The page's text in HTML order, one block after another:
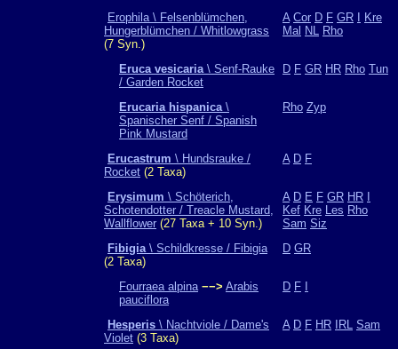
Erophila \ Felsenblümchen,
Hungerblümchen / Whitlowgrass
(7 Syn.)
A Cor D F GR
Kre
Mal NL Rho
Eruca vesicaria\ Senf-Rauke
/ Garden Rocket
D F GR HR Rho Tun
Erucaria hispanica\
Spanischer Senf / Spanish
Pink Mustard
Rho Zyp
Erucastrum \ Hundsrauke /
Rocket (2 Taxa)
A D F
Erysimum \ Schöterich,
Schotendotter / Treacle Mustard,
Wallflower (27 Taxa + 10 Syn.)
A D E F GR HR
Kef Kre Les Rho
Sam Siz
Fibigia\ Schildkresse / Fibigia
(2 Taxa)
D GR
Fourraea alpina −−> Arabis
pauciflora
D F
Hesperis \ Nachtviole / Dame's
Violet (3 Taxa)
A D F HR IRL Sam